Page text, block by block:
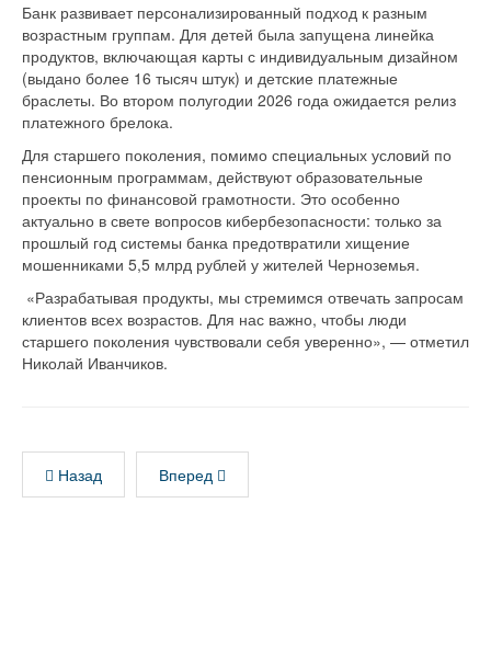
Банк развивает персонализированный подход к разным
возрастным группам. Для детей была запущена линейка
продуктов, включающая карты с индивидуальным дизайном
(выдано более 16 тысяч штук) и детские платежные
браслеты. Во втором полугодии 2026 года ожидается релиз
платежного брелока.
Для старшего поколения, помимо специальных условий по
пенсионным программам, действуют образовательные
проекты по финансовой грамотности. Это особенно
актуально в свете вопросов кибербезопасности: только за
прошлый год системы банка предотвратили хищение
мошенниками 5,5 млрд рублей у жителей Черноземья.
«Разрабатывая продукты, мы стремимся отвечать запросам
клиентов всех возрастов. Для нас важно, чтобы люди
старшего поколения чувствовали себя уверенно», — отметил
Николай Иванчиков.
Назад Вперед